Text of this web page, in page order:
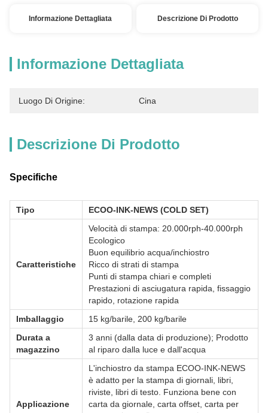
Informazione Dettagliata Descrizione Di Prodotto
Informazione Dettagliata
Luogo Di Origine: Cina
Descrizione Di Prodotto
Specifiche
Tipo ECOO-INK-NEWS (COLD SET)
Caratteristiche
Velocità di stampa: 20.000rph-40.000rph
Ecologico
Buon equilibrio acqua/inchiostro
Ricco di strati di stampa
Punti di stampa chiari e completi
Prestazioni di asciugatura rapida, fissaggio
rapido, rotazione rapida
Imballaggio
15 kg/barile, 200 kg/barile
Durata a
magazzino
3 anni (dalla data di produzione); Prodotto
al riparo dalla luce e dall'acqua
Applicazione
L'inchiostro da stampa ECOO-INK-NEWS
è adatto per la stampa di giornali, libri,
riviste, libri di testo. Funziona bene con
carta da giornale, carta offset, carta per